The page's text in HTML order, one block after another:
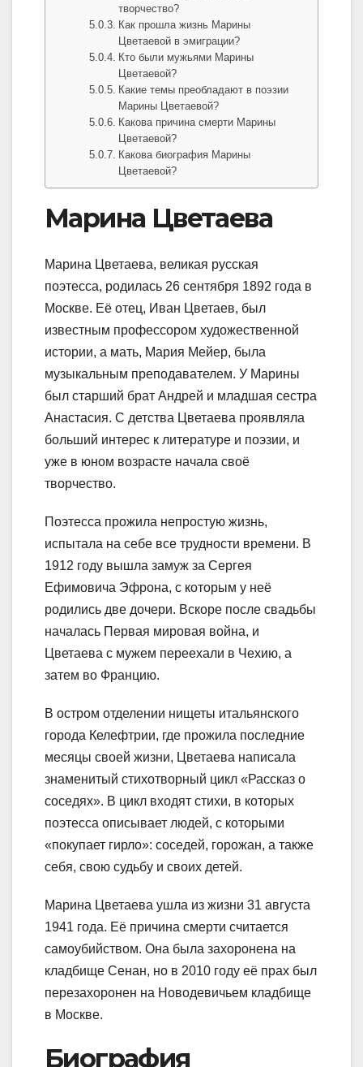
творчество?
Как прошла жизнь Марины
Цветаевой в эмиграции?
Кто были мужьями Марины
Цветаевой?
Какие темы преобладают в поэзии
Марины Цветаевой?
Какова причина смерти Марины
Цветаевой?
Какова биография Марины
Цветаевой?
Марина Цветаева
Марина Цветаева, великая русская
поэтесса, родилась 26 сентября 1892 года в
Москве. Её отец, Иван Цветаев, был
известным профессором художественной
истории, а мать, Мария Мейер, была
музыкальным преподавателем. У Марины
был старший брат Андрей и младшая сестра
Анастасия. С детства Цветаева проявляла
больший интерес к литературе и поэзии, и
уже в юном возрасте начала своё
творчество.
Поэтесса прожила непростую жизнь,
испытала на себе все трудности времени. В
1912 году вышла замуж за Сергея
Ефимовича Эфрона, с которым у неё
родились две дочери. Вскоре после свадьбы
началась Первая мировая война, и
Цветаева с мужем переехали в Чехию, а
затем во Францию.
В остром отделении нищеты итальянского
города Келефтрии, где прожила последние
месяцы своей жизни, Цветаева написала
знаменитый стихотворный цикл «Рассказ о
соседях». В цикл входят стихи, в которых
поэтесса описывает людей, с которыми
«покупает гирло»: соседей, горожан, а также
себя, свою судьбу и своих детей.
Марина Цветаева ушла из жизни 31 августа
1941 года. Её причина смерти считается
самоубийством. Она была захоронена на
кладбище Сенан, но в 2010 году её прах был
перезахоронен на Новодевичьем кладбище
в Москве.
Биография